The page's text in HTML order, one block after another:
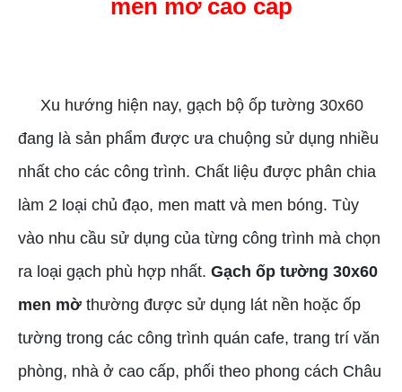
men mờ cao cấp
Xu hướng hiện nay, gạch bộ ốp tường 30x60
đang là sản phẩm được ưa chuộng sử dụng nhiều
nhất cho các công trình. Chất liệu được phân chia
làm 2 loại chủ đạo, men matt và men bóng. Tùy
vào nhu cầu sử dụng của từng công trình mà chọn
ra loại gạch phù hợp nhất. Gạch ốp tường 30x60
men mờ thường được sử dụng lát nền hoặc ốp
tường trong các công trình quán cafe, trang trí văn
phòng, nhà ở cao cấp, phối theo phong cách Châu